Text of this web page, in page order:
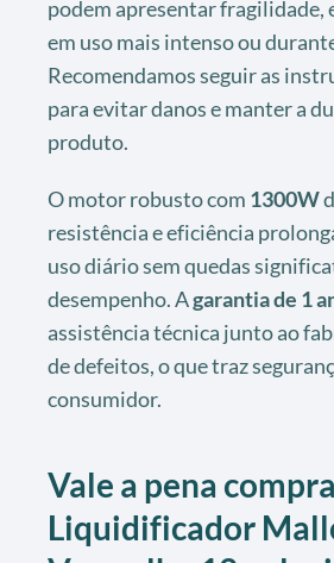
podem apresentar fragilidade,
em uso mais intenso ou
Recomendamos seguir as
para evitar danos e manter a
produto.
O motor robusto com 1300W
resistência e eficiência
uso diário sem quedas
desempenho. Agarantia de 1
assistência técnica junto ao
de defeitos, o que traz
consumidor.
Vale a pena
Liquidificador